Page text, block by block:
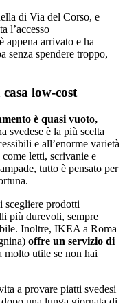
di Via del Corso, e
l’accesso
appena arrivato e ha
senza spendere troppo,
low-cost
è quasi vuoto,
svedese è la più scelta
e all’enorme varietà
letti, scrivanie e
tutto è pensato per
scegliere prodotti
più durevoli, sempre
Inoltre, IKEA a Roma
offre un servizio di
molto utile se non hai
a provare piatti svedesi